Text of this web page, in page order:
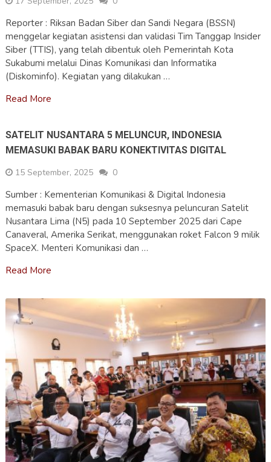
Reporter : Riksan Badan Siber dan Sandi Negara (BSSN)
menggelar kegiatan asistensi dan validasi Tim Tanggap Insider
Siber (TTIS), yang telah dibentuk oleh Pemerintah Kota
Sukabumi melalui Dinas Komunikasi dan Informatika
(Diskominfo). Kegiatan yang dilakukan …
Read More
SATELIT NUSANTARA 5 MELUNCUR, INDONESIA
MEMASUKI BABAK BARU KONEKTIVITAS DIGITAL
15 September, 2025
0
Sumber : Kementerian Komunikasi & Digital Indonesia
memasuki babak baru dengan suksesnya peluncuran Satelit
Nusantara Lima (N5) pada 10 September 2025 dari Cape
Canaveral, Amerika Serikat, menggunakan roket Falcon 9 milik
SpaceX. Menteri Komunikasi dan …
Read More